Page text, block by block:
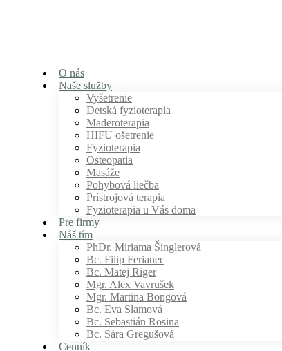
O nás
Naše služby
Vyšetrenie
Detská fyzioterapia
Maderoterapia
HIFU ošetrenie
Fyzioterapia
Osteopatia
Masáže
Pohybová liečba
Prístrojová terapia
Fyzioterapia u Vás doma
Pre firmy
Náš tím
PhDr. Miriama Šinglerová
Bc. Filip Ferianec
Bc. Matej Riger
Mgr. Alex Vavrušek
Mgr. Martina Bongová
Bc. Eva Slamová
Bc. Sebastián Rosina
Bc. Sára Gregušová
Cenník